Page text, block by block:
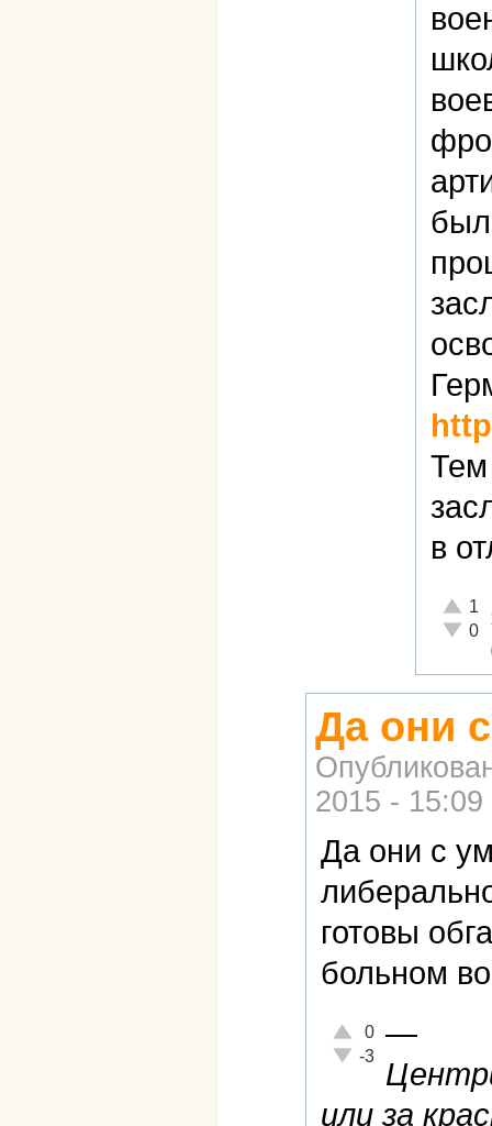
Тем
в
1
0
Да они
2015 - 15:09
Да они с
готовы
больном
Отлично!
0
Неадекватно!
-3
—
или за